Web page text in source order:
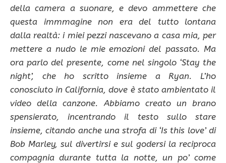
della camera a suonare, e devo ammettere che
questa immmagine non era del tutto lontana
dalla realtà: i miei pezzi nascevano a casa mia, per
mettere a nudo le mie emozioni del passato. Ma
ora parlo del presente, come nel singolo ‘Stay the
night’, che ho scritto insieme a Ryan. L’ho
conosciuto in California, dove è stato ambientato il
video della canzone. Abbiamo creato un brano
spensierato, incentrando il testo sullo stare
insieme, citando anche una strofa di ‘Is this love’ di
Bob Marley, sul divertirsi e sul godersi la reciproca
compagnia durante tutta la notte, un po’ come